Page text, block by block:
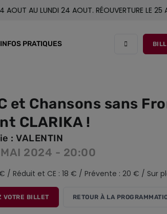
AU LUNDI 24 AOUT. RÉOUVERTURE LE 25 AOUT
INFOS PRATIQUES
et Chansons sans
CLARIKA !
: VALENTIN
MAI 2024 - 20:00
/ Réduit et CE : 18 € / Prévente : 20 € / Sur
VOTRE BILLET RETOUR À LA